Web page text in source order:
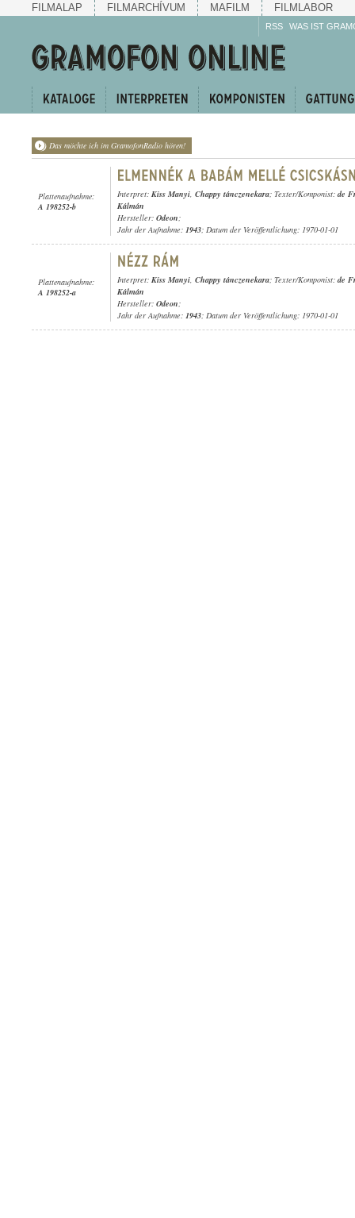
FILMALAP FILMARCHÍVUM MAFILM FILMLABOR
RSS WAS IST
Das möchte ich im GramofonRadio hören!
Plattenaufnahme:
A 198252-b
Interpret: Kiss Manyi, Chappy tánczenekara; Texter/Komponist:de
Kálmán
Hersteller: Odeon;
Jahr der Aufnahme: 1943; Datum der Veröffentlichung: 1970-01-01
Plattenaufnahme:
A 198252-a
Interpret: Kiss Manyi, Chappy tánczenekara; Texter/Komponist:de
Kálmán
Hersteller: Odeon;
Jahr der Aufnahme: 1943; Datum der Veröffentlichung: 1970-01-01